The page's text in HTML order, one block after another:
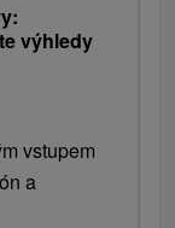
výhledy
vstupem
a